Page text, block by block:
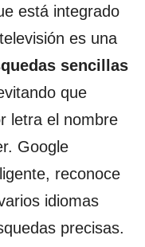
está integrado
es una
sencillas
que
letra el nombre
Google
reconoce
idiomas
precisas.